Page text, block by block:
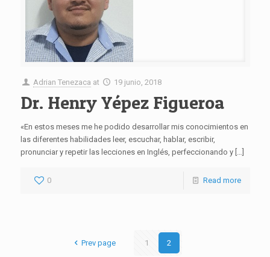
Adrian Tenezaca at 19 junio, 2018
Dr. Henry Yépez Figueroa
«En estos meses me he podido desarrollar mis conocimientos en
las diferentes habilidades leer, escuchar, hablar, escribir,
pronunciar y repetir las lecciones en Inglés, perfeccionando y[…]
0 Read more
Prev page 1 2